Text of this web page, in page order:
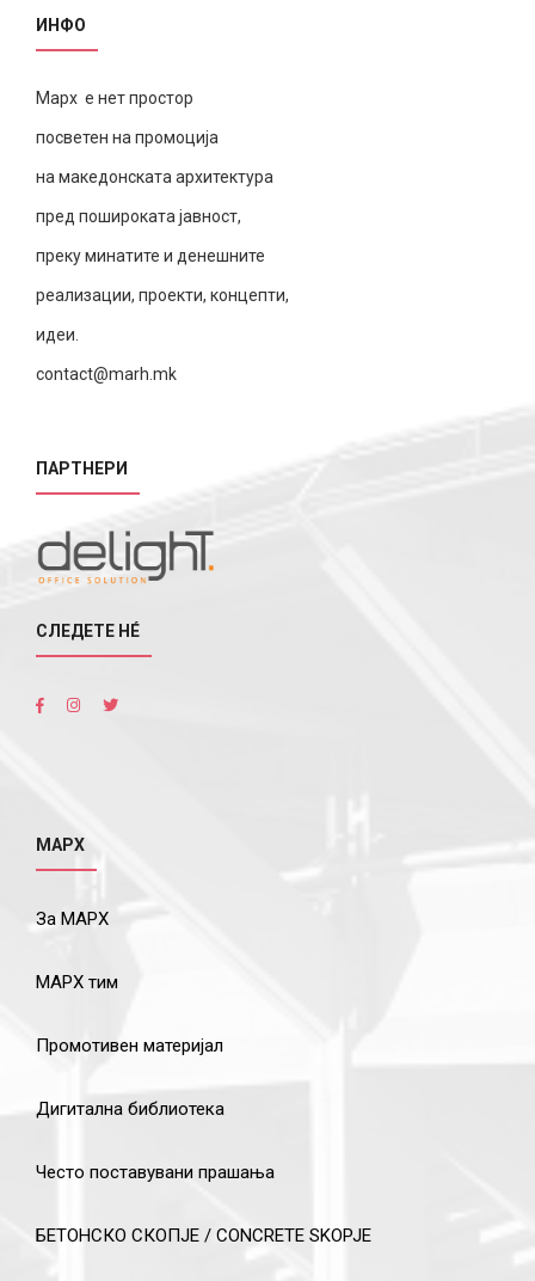
ИНФО
Марх е нет простор
посветен на промоција
на македонската архитектура
пред пошироката јавност,
преку минатите и денешните
реализации, проекти, концепти,
идеи.
contact@marh.mk
ПАРТНЕРИ
СЛЕДЕТЕ НÉ
МАРХ
За МАРХ
МАРХ тим
Промотивен материјал
Дигитална библиотека
Често поставувани прашања
БЕТОНСКО СКОПЈЕ / CONCRETE SKOPJE